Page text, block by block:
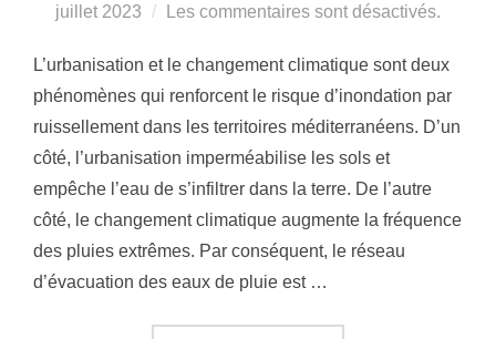
le
juillet 2023
Les commentaires sont désactivés.
L’urbanisation et le changement climatique sont deux
phénomènes qui renforcent le risque d’inondation par
ruissellement dans les territoires méditerranéens. D’un
côté, l’urbanisation imperméabilise les sols et
empêche l’eau de s’infiltrer dans la terre. De l’autre
côté, le changement climatique augmente la fréquence
des pluies extrêmes. Par conséquent, le réseau
d’évacuation des eaux de pluie est …